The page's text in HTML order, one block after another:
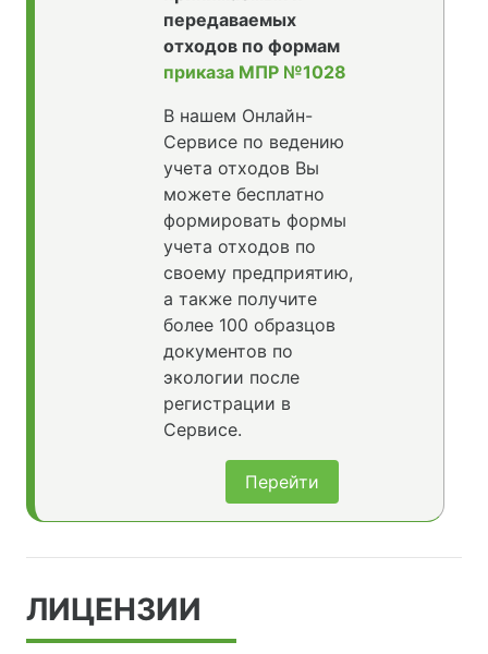
передаваемых
отходов по формам
приказа МПР №1028
В нашем Онлайн-
Сервисе по ведению
учета отходов Вы
можете бесплатно
формировать формы
учета отходов по
своему предприятию,
а также получите
более 100 образцов
документов по
экологии после
регистрации в
Сервисе.
Перейти
ЛИЦЕНЗИИ